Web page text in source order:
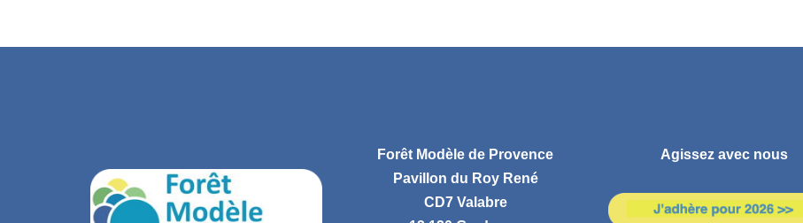
Forêt Modèle de Provence
Pavillon du Roy René
CD7 Valabre
Agissez avec nous